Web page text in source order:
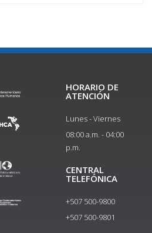
HORARIO DE
ATENCIÓN
Lunes - Viernes
08:00 a.m. - 04:00
p.m.
CENTRAL
TELEFÓNICA
+507 500-9800
+507 500-9801​